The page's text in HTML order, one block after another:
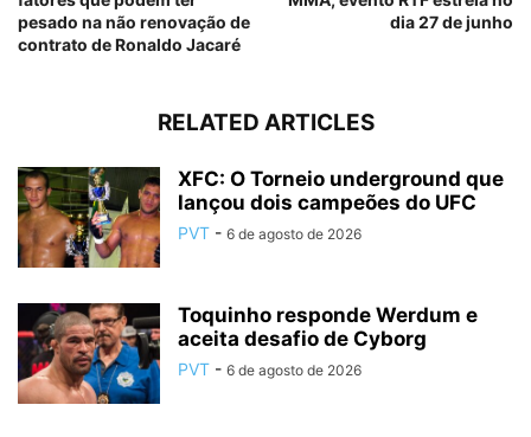
pesado na não renovação de
contrato de Ronaldo Jacaré
dia 27 de junho
RELATED ARTICLES
XFC: O Torneio underground que
lançou dois campeões do UFC
PVT - 6 de agosto de 2026
Toquinho responde Werdum e
aceita desafio de Cyborg
PVT - 6 de agosto de 2026